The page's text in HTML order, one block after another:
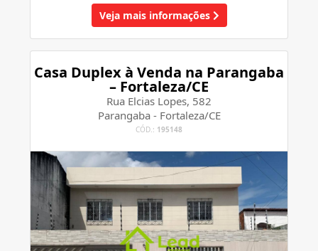
Veja mais informações
Casa Duplex à Venda na Parangaba
– Fortaleza/CE
Rua Elcias Lopes, 582
Parangaba - Fortaleza/CE
CÓD.: 195148